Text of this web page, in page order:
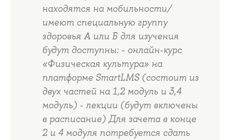
находятся на мобильности/
имеют специальную группу
здоровья А или Б для изучения
будут доступны: - онлайн-курс
«Физическая культура» на
платформе SmartLMS (состоит из
двух частей на 1,2 модуль и 3,4
модуль) - лекции (будут включены
в расписание) Для зачета в конце
2 и 4 модуля потребуется сдать